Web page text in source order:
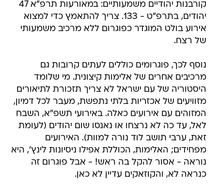
קורבנות יהודיים משמעותיים: במאורעות תרפ"א 47
יהודים, בתרפ"ט - 133. צריך להתאמץ כדי למצוא
אירוע בולט המוגדר כפוגרום ללא מרכיב משמעותי
של רצח.
נוסף לכך, פוגרומים כוללים לעתים קרובות גם
מרכיבים אחרים של אלימות קיצונית. מי שלומד
היסטוריה של עם ישראל לא צריך תזכורת לתיאורים
מזוויעים של אכזריות בלתי נתפשת, מעבר לכל דמיון,
המזוהים עם אירועים כאלה. באירועי תשפ"א, השבח
לאל, עד כה לא נרצחו או נאנסו שום יהודים (לעומת
זאת, ערבי תושב לוד נורה למוות). האירועים
מפחידים; האלימות, הכוללת אפילו ניסיונות לינץ', היא
נוראה - אסור להקל בה ראש! - אבל פוגרום זה
כנראה לא, והקוזאקים עדיין לא כאן.